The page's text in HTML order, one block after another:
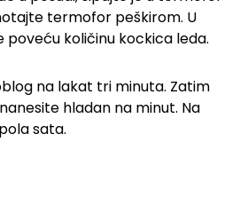
termofor peškirom. U
količinu kockica leda.
na lakat tri minuta. Zatim
hladan na minut. Na
sata.